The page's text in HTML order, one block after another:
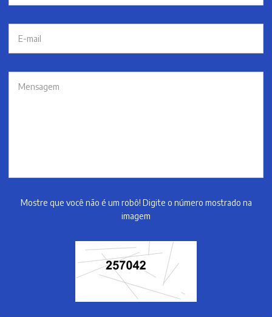
Mostre que você não é um robô! Digite o número mostrado na
imagem